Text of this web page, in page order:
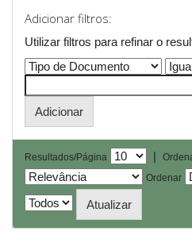
Adicionar filtros:
Utilizar filtros para refinar o
Resultados/Página |
Ordenar